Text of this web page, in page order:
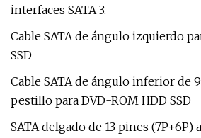
interfaces SATA 3.
Cable SATA de ángulo izquierdo
SSD
Cable SATA de ángulo inferior de
pestillo para DVD-ROM HDD SSD
SATA delgado de 13 pines (7P+6P)